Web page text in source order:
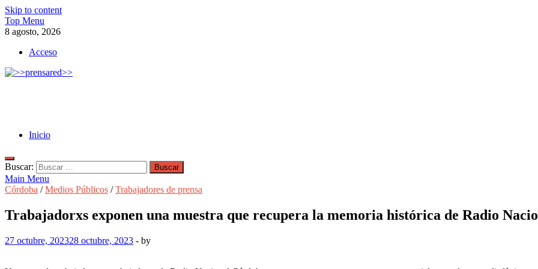
Skip to content
Top Menu
8 agosto, 2026
Acceso
Inicio
Buscar:
Main Menu
Córdoba /Medios Públicos /Trabajadores de prensa
Trabajadorxs exponen una muestra que recupera la memoria histórica de Radio
27 octubre, 202328 octubre, 2023 - by